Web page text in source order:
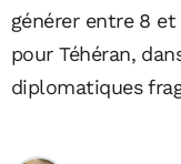
générer entre 8
pour Téhéran,
diplomatiques